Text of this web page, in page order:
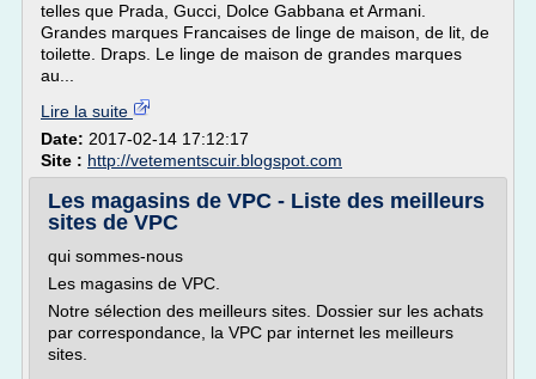
telles que Prada, Gucci, Dolce Gabbana et Armani.
Grandes marques Francaises de linge de maison, de lit, de
toilette. Draps. Le linge de maison de grandes marques
au...
Lire la suite
Date: 2017-02-14 17:12:17
Site : http://vetementscuir.blogspot.com
Les magasins de VPC - Liste des meilleurs
sites de VPC
qui sommes-nous
Les magasins de VPC.
Notre sélection des meilleurs sites. Dossier sur les achats
par correspondance, la VPC par internet les meilleurs
sites.